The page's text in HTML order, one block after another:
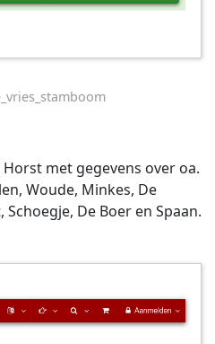
met gegevens over oa.
Woude, Minkes, De
De Boer en Spaan.